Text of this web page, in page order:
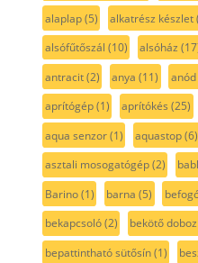
alaplap(5) alkatrész készlet
alsófűtőszál (10) alsóház
antracit(2) anya (11) anód
aprítógép(1) aprítókés (25)
aqua senzor(1) aquastop(6)
asztali mosogatógép(2)
Barino(1) barna (5)
bekapcsoló(2) bekötő doboz
bepattintható sütősín(1)